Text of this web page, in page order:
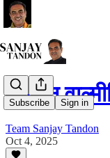
Subscribe Sign in
भगवान
Team Sanjay Tandon
Oct 4, 2025